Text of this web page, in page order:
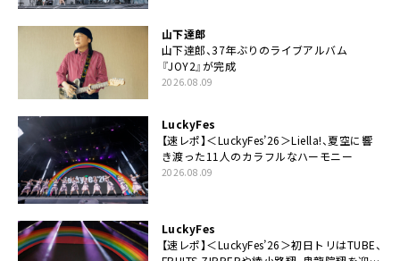
山下達郎
山下達郎、37年ぶりのライブアルバム
『JOY2』が完成
2026.08.09
LuckyFes
【速レポ】＜LuckyFes’26＞Liella!、夏空に響
き渡った11人のカラフルなハーモニー
2026.08.09
LuckyFes
【速レポ】＜LuckyFes’26＞初日トリはTUBE、